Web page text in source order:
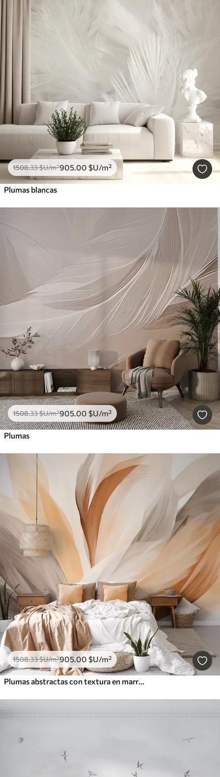
1508.33$U/m²905.00 $U/m²
Plumas blancas
1508.33$U/m²905.00 $U/m²
Plumas
1508.33$U/m²905.00 $U/m²
Plumas abstractas con textura en marrón, blanco y gris y varios tonos, superpuestas sobre un fondo blanco